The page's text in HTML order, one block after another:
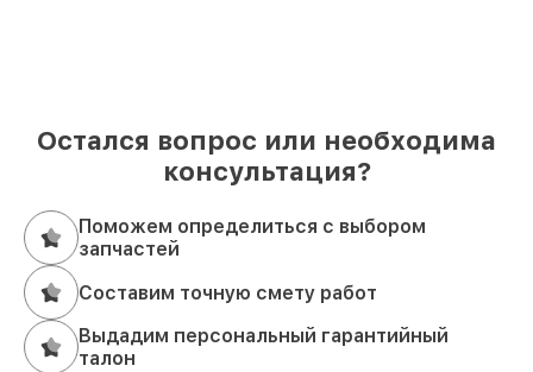
Остался вопрос или необходима
консультация?
Поможем определиться с выбором
запчастей
Составим точную смету работ
Выдадим персональный гарантийный
талон